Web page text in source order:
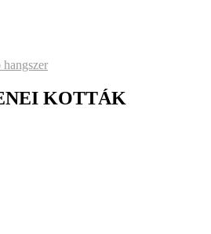
hangszer
KOTTÁK